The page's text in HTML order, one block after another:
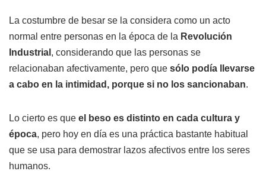
La costumbre de besar se la considera como un acto
normal entre personas en la época de la Revolución
Industrial , considerando que las personas se
relacionaban afectivamente, pero que sólo podía llevarse
a cabo en la intimidad, porque si no los sancionaban.
Lo cierto es que el beso es distinto en cada cultura y
época, pero hoy en día es una práctica bastante habitual
que se usa para demostrar lazos afectivos entre los seres
humanos.